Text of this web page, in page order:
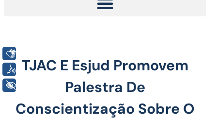
TJAC E Esjud Promovem
Palestra De
Conscientização Sobre O
Voz
+ Acessibilidade